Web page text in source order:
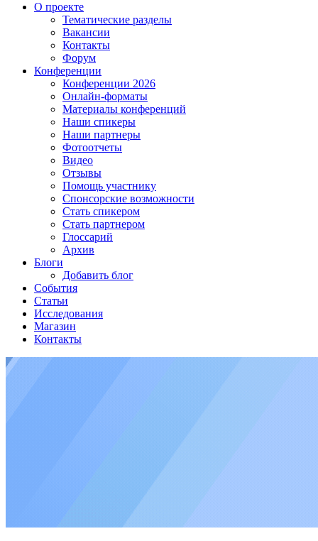
О проекте
Тематические разделы
Вакансии
Контакты
Форум
Конференции
Конференции 2026
Онлайн-форматы
Материалы конференций
Наши спикеры
Наши партнеры
Фотоотчеты
Видео
Отзывы
Помощь участнику
Спонсорские возможности
Стать спикером
Стать партнером
Глоссарий
Архив
Блоги
Добавить блог
События
Статьи
Исследования
Магазин
Контакты